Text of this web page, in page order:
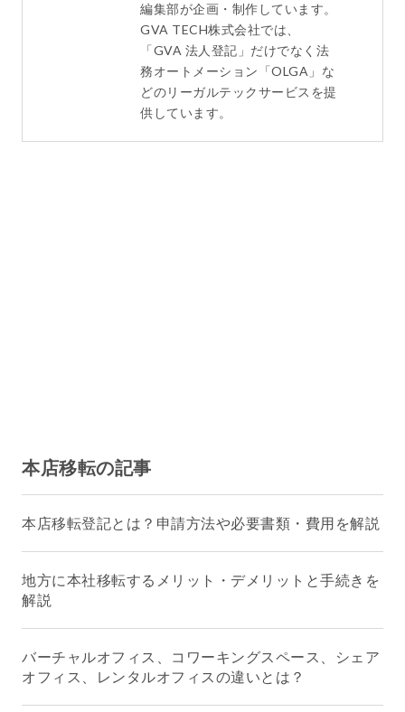
編集部が企画・制作しています。
GVA TECH株式会社では、
「GVA 法人登記」だけでなく法
務オートメーション「OLGA」な
どのリーガルテックサービスを提
供しています。
本店移転の記事
本店移転登記とは？申請方法や必要書類・費用を解説
地方に本社移転するメリット・デメリットと手続きを
解説
バーチャルオフィス、コワーキングスペース、シェア
オフィス、レンタルオフィスの違いとは？